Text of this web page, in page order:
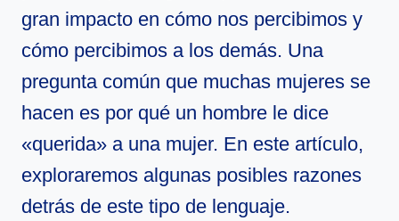
gran impacto en cómo nos percibimos y
cómo percibimos a los demás. Una
pregunta común que muchas mujeres se
hacen es por qué un hombre le dice
«querida» a una mujer. En este artículo,
exploraremos algunas posibles razones
detrás de este tipo de lenguaje.